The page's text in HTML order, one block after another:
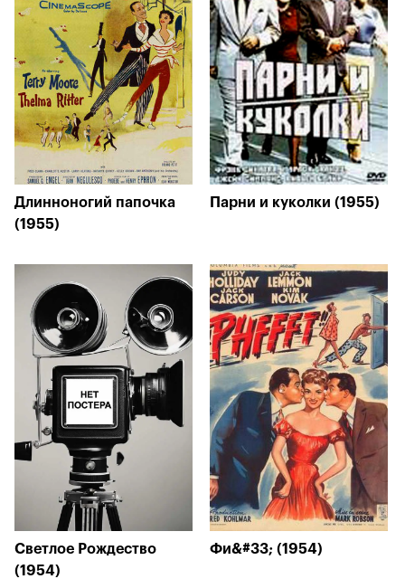
Длинноногий папочка
(1955)
Парни и куколки (1955)
Светлое Рождество
(1954)
Фи&#33; (1954)